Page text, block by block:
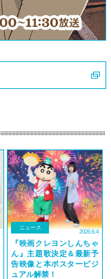
ニュース
2026.6.4
『映画クレヨンしんちゃ
ん』主題歌決定＆最新予
告映像と本ポスタービジ
ュアル解禁！